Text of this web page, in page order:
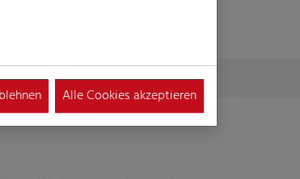
Alle Cookies akzeptieren